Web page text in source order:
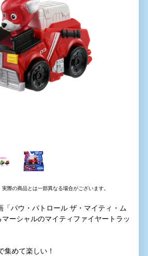
際の商品とは一部異なる場合がございます。
「パウ・パトロール ザ・マイティ・ム
ーシャルのマイティファイヤートラッ
めて楽しい！